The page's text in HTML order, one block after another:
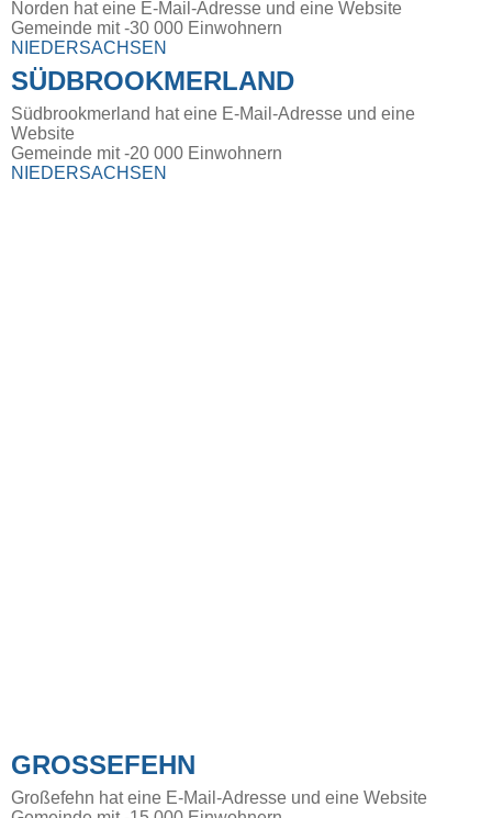
Norden hat eine E-Mail-Adresse und eine Website
Gemeinde mit -30 000 Einwohnern
NIEDERSACHSEN
SÜDBROOKMERLAND
Südbrookmerland hat eine E-Mail-Adresse und eine
Website
Gemeinde mit -20 000 Einwohnern
NIEDERSACHSEN
GROSSEFEHN
Großefehn hat eine E-Mail-Adresse und eine Website